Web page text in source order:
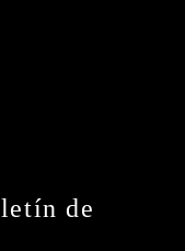
de